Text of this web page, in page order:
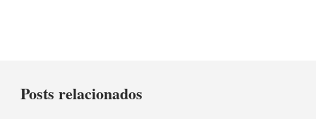
Posts relacionados